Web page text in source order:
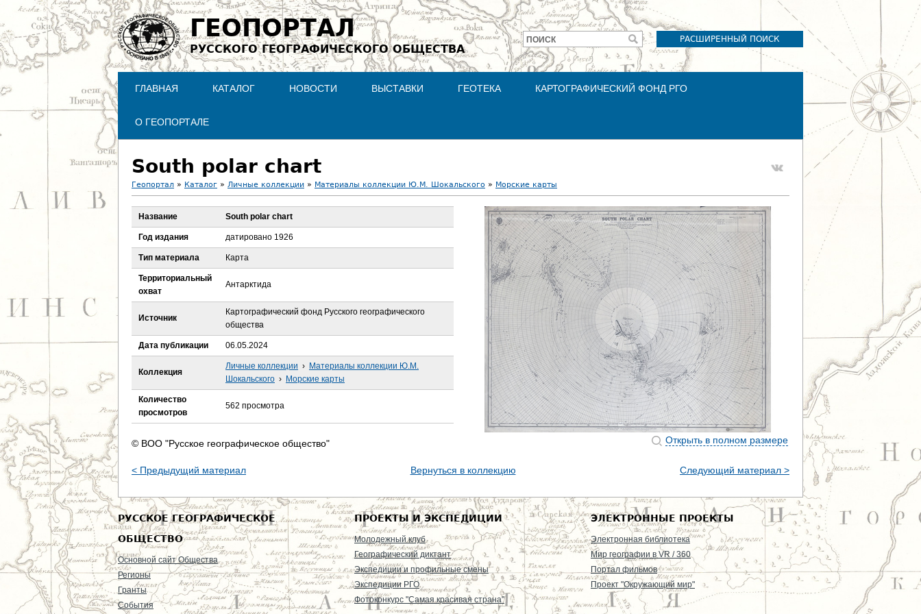
Jump to navigation
ГЕОПОРТАЛ
РУССКОГО ГЕОГРАФИЧЕСКОГО ОБЩЕСТВА
РАСШИРЕННЫЙ ПОИСК
Форма
поиска
ПОИСК
ГЛАВНАЯ КАТАЛОГ НОВОСТИ ВЫСТАВКИ ГЕОТЕКА КАРТОГРАФИЧЕСКИЙ ФОНД РГО
О ГЕОПОРТАЛЕ
South polar chart
В
ы
д
е
с
ь
Геопортал » Каталог » Личные коллекции » Материалы коллекции Ю.М. Шокальского » Морские карты
Открыть в полном размере
Название South polar chart
Год издания датировано 1926
Тип материала Карта
Территориальный
охват
Антарктида
Источник
Картографический фонд Русского географического
общества
Дата публикации 06.05.2024
Коллекция
Личные коллекции › Материалы коллекции Ю.М.
Шокальского › Морские карты
Количество
просмотров
562 просмотра
© ВОО "Русское географическое общество"
< Предыдущий материал Вернуться в коллекцию Следующий материал >
РУССКОЕ ГЕОГРАФИЧЕСКОЕ
ОБЩЕСТВО
Основной сайт Общества
Регионы
Гранты
События
ПРОЕКТЫ И ЭКСПЕДИЦИИ
Молодежный клуб
Географический диктант
Экспедиции и профильные смены
Экспедиции РГО
Фотоконкурс "Самая красивая страна"
ЭЛЕКТРОННЫЕ ПРОЕКТЫ
Электронная библиотека
Мир географии в VR / 360
Портал фильмов
Проект "Окружающий мир"